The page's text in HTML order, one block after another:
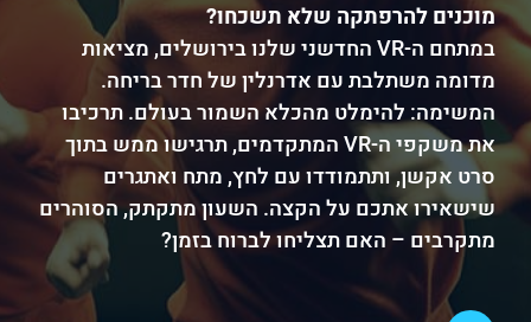
מוכנים להרפתקה שלא תשכחו?
במתחם ה-VR החדשני שלנו בירושלים, מציאות
מדומה משתלבת עם אדרנלין של חדר בריחה.
המשימה: להימלט מהכלא השמור בעולם. תרכיבו
את משקפי ה-VR המתקדמים, תרגישו ממש בתוך
סרט אקשן, ותתמודדו עם לחץ, מתח ואתגרים
שישאירו אתכם על הקצה. השעון מתקתק, הסוהרים
מתקרבים – האם תצליחו לברוח בזמן?